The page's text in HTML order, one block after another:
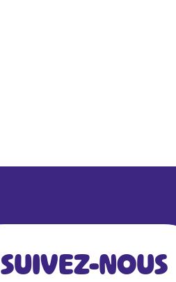
SUIVEZ-NOUS